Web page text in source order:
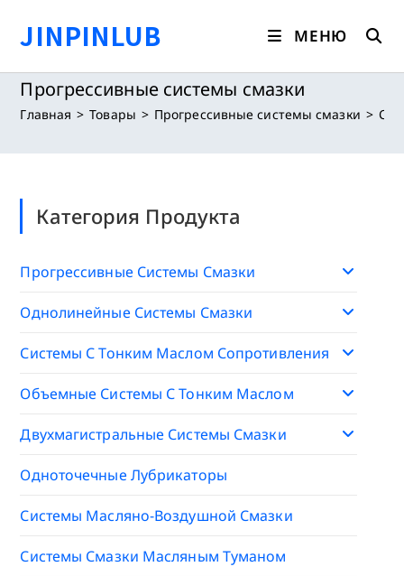
содержимому
JINPINLUB МЕНЮ
Прогрессивные системы смазки
Главная > Товары > Прогрессивные системы смазки >
Категория Продукта
Прогрессивные Системы Смазки
Однолинейные Системы Смазки
Системы С Тонким Маслом Сопротивления
Объемные Системы С Тонким Маслом
Двухмагистральные Системы Смазки
Одноточечные Лубрикаторы
Системы Масляно-Воздушной Смазки
Системы Смазки Масляным Туманом